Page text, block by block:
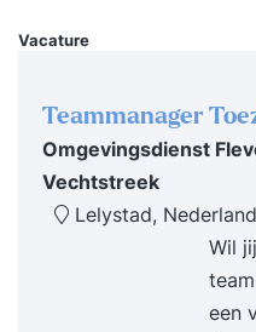
sturing. Balanced
Formuleren van
actiepunten voor de
Einde training Dag 2
Terugkoppeling op de
behaalde ervaringen.
onderbouwen van
Vacature
Teammanager
Omgevingsdienst
Vechtstreek
Lelystad, Nederland
Wil
een